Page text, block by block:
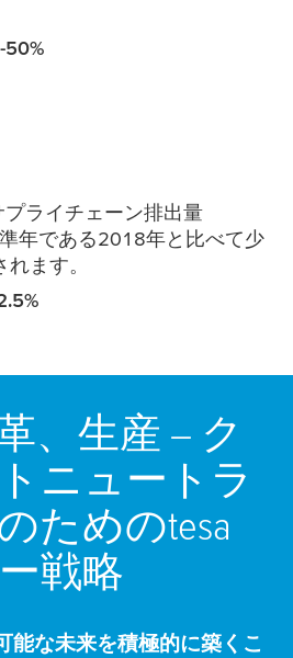
ライチェーン排出量
年である2018年と比べて少
ます。
、生産 – ク
ニュートラ
ためのtesa
戦略
能な未来を積極的に築くこ